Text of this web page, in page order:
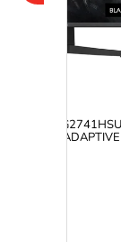
MASTER
IPS 1MS